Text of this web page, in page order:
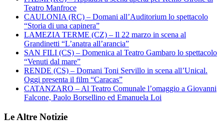
Teatro Manfroce
CAULONIA (RC) – Domani all’Auditorium lo spettacolo
“Storia di una capinera”
LAMEZIA TERME (CZ) – Il 22 marzo in scena al
Grandinetti “L’anatra all’arancia”
SAN FILI (CS) – Domenica al Teatro Gambaro lo spettacolo
“Venuti dal mare”
RENDE (CS) – Domani Toni Servillo in scena all’Unical.
Oggi presenta il film “Caracas”
CATANZARO – Al Teatro Comunale l’omaggio a Giovanni
Falcone, Paolo Borsellino ed Emanuela Loi
Le Altre Notizie